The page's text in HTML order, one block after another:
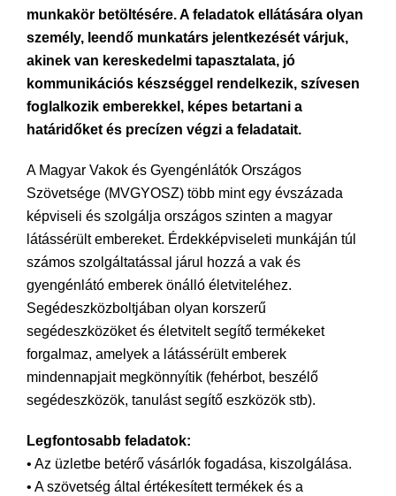
munkakör betöltésére. A feladatok ellátására olyan
személy, leendő munkatárs jelentkezését várjuk,
akinek van kereskedelmi tapasztalata, jó
kommunikációs készséggel rendelkezik, szívesen
foglalkozik emberekkel, képes betartani a
határidőket és precízen végzi a feladatait.
A Magyar Vakok és Gyengénlátók Országos
Szövetsége (MVGYOSZ) több mint egy évszázada
képviseli és szolgálja országos szinten a magyar
látássérült embereket. Érdekképviseleti munkáján túl
számos szolgáltatással járul hozzá a vak és
gyengénlátó emberek önálló életviteléhez.
Segédeszközboltjában olyan korszerű
segédeszközöket és életvitelt segítő termékeket
forgalmaz, amelyek a látássérült emberek
mindennapjait megkönnyítik (fehérbot, beszélő
segédeszközök, tanulást segítő eszközök stb).
Legfontosabb feladatok:
• Az üzletbe betérő vásárlók fogadása, kiszolgálása.
• A szövetség által értékesített termékek és a